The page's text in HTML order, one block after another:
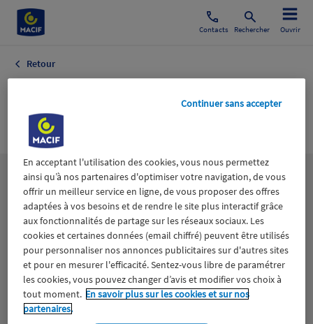
Contacts Rechercher Ouvrir
Retour
ELLE PAYS DE LA
LOIRE
Lesthématiques
Aidants Catastrophes naturelles Climat
Engagement Epargne ESS
Expérience clients Fondation Macif Jeunesse
En acceptant l'utilisation des cookies, vous nous permettez
ainsi qu’à nos partenaires d'optimiser votre navigation, de vous
offrir un meilleur service en ligne, de vous proposer des offres
adaptées à vos besoins et de rendre le site plus interactif grâce
aux fonctionnalités de partage sur les réseaux sociaux. Les
cookies et certaines données (email chiffré) peuvent être utilisés
pour personnaliser nos annonces publicitaires sur d'autres sites
et pour en mesurer l'efficacité. Sentez-vous libre de paramétrer
les cookies, vous pouvez changer d’avis et modifier vos choix à
tout moment. En savoir plus sur les cookies et sur nos
partenaires.
Continuer sans accepter